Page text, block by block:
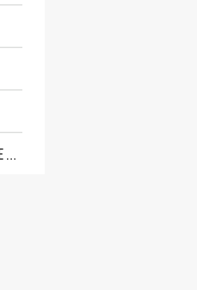
"ОЧЕНЬ ПЛОХИЕ НОВОСТИ": БОЛЬШАЯ ОШИБКА PALANTIR В РОССИИ. СТРАНЫ НАТО ВПЕРВЫЕ ЗА СВО ОСТАНОВИЛИ ПОСТАВКИ ОРУЖИЯ. ВСУ ТЕРЯЮТ ПРИГРАНИЧЬЕ?